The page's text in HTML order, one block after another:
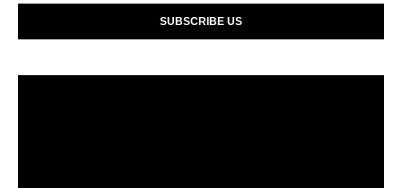
SUBSCRIBE US